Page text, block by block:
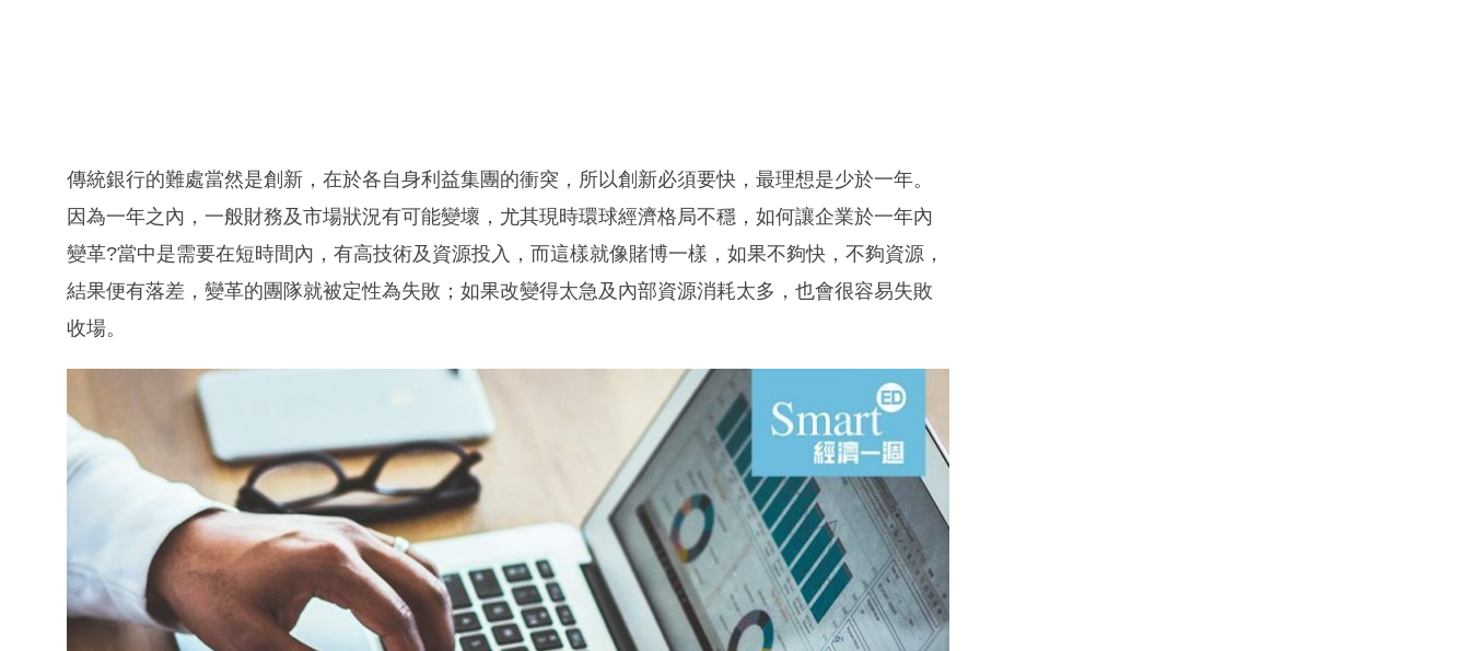
傳統銀行的難處當然是創新，在於各自身利益集團的衝突，所以創新必須要快，最理想是少於一年。
因為一年之內，一般財務及市場狀況有可能變壞，尤其現時環球經濟格局不穩，如何讓企業於一年內
變革?當中是需要在短時間內，有高技術及資源投入，而這樣就像賭博一樣，如果不夠快，不夠資源，
結果便有落差，變革的團隊就被定性為失敗；如果改變得太急及內部資源消耗太多，也會很容易失敗
收場。